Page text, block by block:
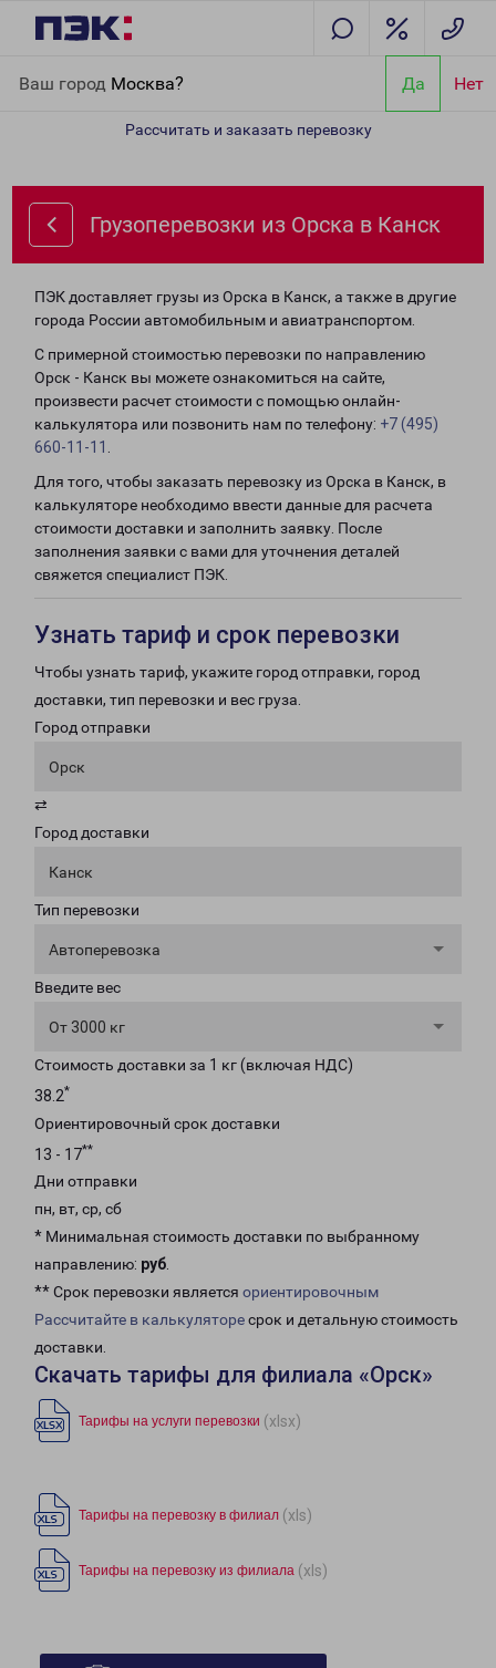
Ваш город Москва? Да Нет
Рассчитать и заказать перевозку
Грузоперевозки из Орска в Канск
ПЭК доставляет грузы из Орска в Канск, а также в другие
города России автомобильным и авиатранспортом.
С примерной стоимостью перевозки по направлению
Орск - Канск вы можете ознакомиться на сайте,
произвести расчет стоимости с помощью онлайн-
калькулятора или позвонить нам по телефону: +7 (495)
660-11-11
Для того, чтобы заказать перевозку из Орска в Канск, в
калькуляторе необходимо ввести данные для расчета
стоимости доставки и заполнить заявку. После
заполнения заявки с вами для уточнения деталей
свяжется специалист ПЭК.
Узнать тариф и срок перевозки
Чтобы узнать тариф, укажите город отправки, город
доставки, тип перевозки и вес груза.
Город отправки
Орск
⇄
Город доставки
Канск
Тип перевозки
Автоперевозка
Введите вес
От 3000 кг
Стоимость доставки за 1 кг (включая НДС)
38.2*
Ориентировочный срок доставки
13 - 17**
Дни отправки
пн, вт, ср, сб
* Минимальная стоимость доставки по выбранному
направлению: руб.
** Срок перевозки является ориентировочным
Рассчитайте в калькуляторесрок и детальную стоимость
доставки.
Скачать тарифы для филиала «Орск»
Тарифы на услуги перевозки (xlsx)
Тарифы на перевозку в филиал (xls)
Тарифы на перевозку из филиала (xls)